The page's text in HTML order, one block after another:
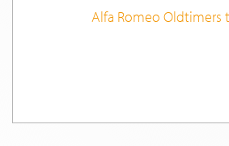
Alfa Romeo Oldtimers